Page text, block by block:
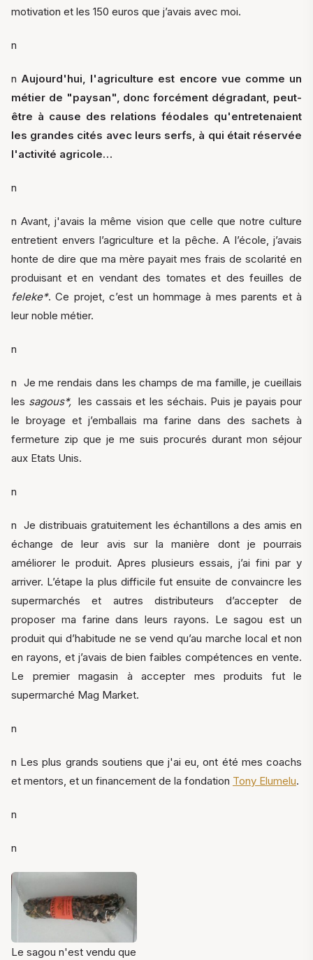
motivation et les 150 euros que j’avais avec moi.
n
n Aujourd'hui, l'agriculture est encore vue comme un
métier de "paysan", donc forcément dégradant, peut-
être à cause des relations féodales qu'entretenaient
les grandes cités avec leurs serfs, à qui était réservée
l'activité agricole…
n
n Avant, j'avais la même vision que celle que notre culture
entretient envers l’agriculture et la pêche. A l’école, j’avais
honte de dire que ma mère payait mes frais de scolarité en
produisant et en vendant des tomates et des feuilles de
feleke*. Ce projet, c’est un hommage à mes parents et à
leur noble métier.
n
n Je me rendais dans les champs de ma famille, je cueillais
les sagous*, les cassais et les séchais. Puis je payais pour
le broyage et j’emballais ma farine dans des sachets à
fermeture zip que je me suis procurés durant mon séjour
aux Etats Unis.
n
n Je distribuais gratuitement les échantillons a des amis en
échange de leur avis sur la manière dont je pourrais
améliorer le produit. Apres plusieurs essais, j’ai fini par y
arriver. L’étape la plus difficile fut ensuite de convaincre les
supermarchés et autres distributeurs d’accepter de
proposer ma farine dans leurs rayons. Le sagou est un
produit qui d’habitude ne se vend qu’au marche local et non
en rayons, et j’avais de bien faibles compétences en vente.
Le premier magasin à accepter mes produits fut le
supermarché Mag Market.
n
n Les plus grands soutiens que j'ai eu, ont été mes coachs
et mentors, et un financement de la fondation Tony Elumelu.
n
n
Le sagou n'est vendu que